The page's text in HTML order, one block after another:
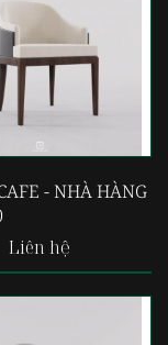
- NHÀ HÀNG
Liên hệ